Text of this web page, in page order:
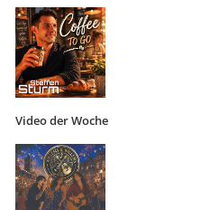
Video der Woche